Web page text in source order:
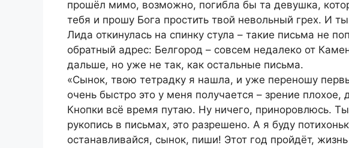
прошёл мимо, возможно, погибла бы та девушка,
тебя и прошу Бога простить твой невольный грех. И
Лида откинулась на спинку стула – такие письма не
обратный адрес: Белгород – совсем недалеко от
дальше, но уже не так, как остальные письма.
«Сынок, твою тетрадку я нашла, и уже переношу
очень быстро это у меня получается – зрение
Кнопки всё время путаю. Ну ничего, приноровлюсь.
рукопись в письмах, это разрешено. А я буду
останавливайся, сынок, пиши! Этот год пройдёт,